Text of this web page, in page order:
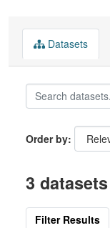
Datasets
Order by
3
Filter Results